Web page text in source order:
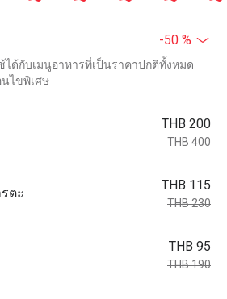
-50 %
ด้กับเมนูอาหารที่เป็นราคาปกติทั้งหมด
นไขพิเศษ
THB 200
THB 400
ตะ
THB 115
THB 230
THB 95
THB 190